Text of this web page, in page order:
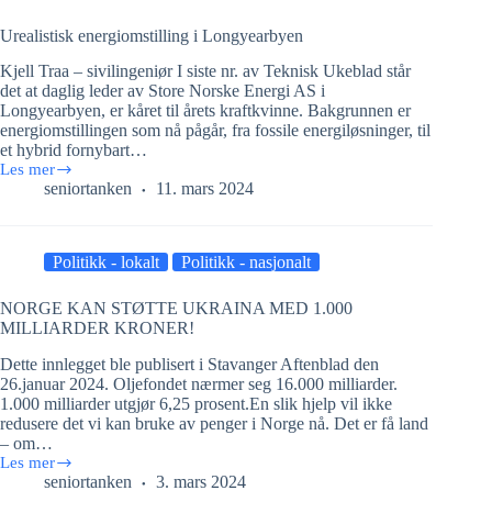
Urealistisk energiomstilling i Longyearbyen
Kjell Traa – sivilingeniør I siste nr. av Teknisk Ukeblad står
det at daglig leder av Store Norske Energi AS i
Longyearbyen, er kåret til årets kraftkvinne. Bakgrunnen er
energiomstillingen som nå pågår, fra fossile energiløsninger, til
et hybrid fornybart…
Les mer
Urealistisk
energiomstilling
seniortanken 11. mars 2024
Politikk - lokalt Politikk - nasjonalt
NORGE KAN STØTTE UKRAINA MED 1.000
MILLIARDER KRONER!
Dette innlegget ble publisert i Stavanger Aftenblad den
26.januar 2024. Oljefondet nærmer seg 16.000 milliarder.
1.000 milliarder utgjør 6,25 prosent.En slik hjelp vil ikke
redusere det vi kan bruke av penger i Norge nå. Det er få land
– om…
Les mer
NORGE
seniortanken 3. mars 2024